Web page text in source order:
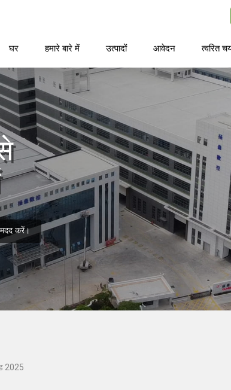
घर हमारे बारे में उत्पादों आवेदन त्वरित
मदद करें।
2025